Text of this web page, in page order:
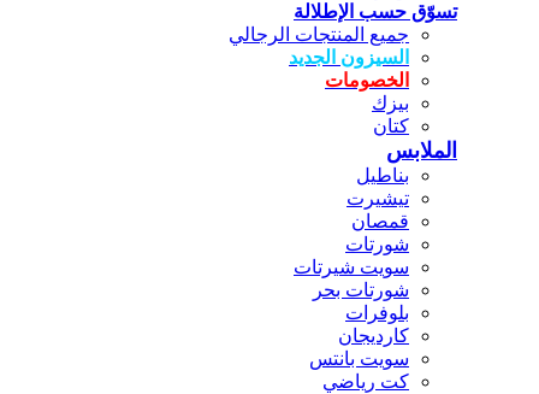
تسوّق حسب الإطلالة
جميع المنتجات الرجالي
السيزون الجديد
الخصومات
بيزك
كتان
الملابس
بناطيل
تيشيرت
قمصان
شورتات
سويت شيرتات
شورتات بحر
بلوفرات
كارديجان
سويت بانتس
كت رياضي